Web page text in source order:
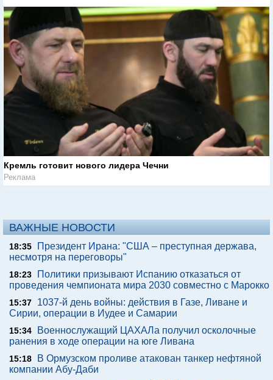
Кремль готовит нового лидера Чечни
Реклама
ВАЖНЫЕ НОВОСТИ
18:35
Президент Ирана: "США – преступная держава,
несмотря на переговоры"
18:23
Политики призывают Испанию отказаться от
проведения чемпионата мира 2030 совместно с Марокко
15:37
1037-й день войны: действия в Газе, Ливане и
Сирии, операции в Иудее и Самарии
15:34
Военнослужащий ЦАХАЛа получил осколочные
ранения в ходе операции на юге Ливана
15:18
В Ормузском проливе атакован танкер нефтяной
компании Абу-Даби